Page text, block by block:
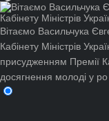
Вітаємо Васильчука
Кабінету Міністрів
присудженням Премії
досягнення молоді у ро